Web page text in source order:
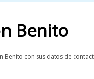
Benito
Benito con sus datos de